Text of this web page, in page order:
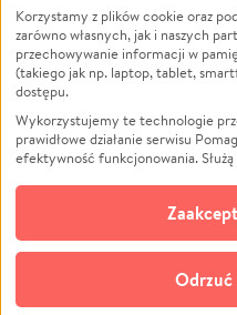
Zwierzęta
Pożar
Ukraina
Pomoc Finansowa
Projekty
Pogrzeb
Społeczność lokalna
Kultura
Korzystamy z plików cookie oraz
zarówno własnych, jak i naszych
przechowywanie informacji w
(takiego jak np. laptop, tablet,
dostępu.
Wykorzystujemy te technologie
prawidłowe działanie serwisu
efektywność funkcjonowania.
technologii do celów
zgodę na ich stosowanie lub jej
możliwość zmiany swoich
do której link znajdziesz w stopce
cookie wykorzystywane są w
Odrzuć